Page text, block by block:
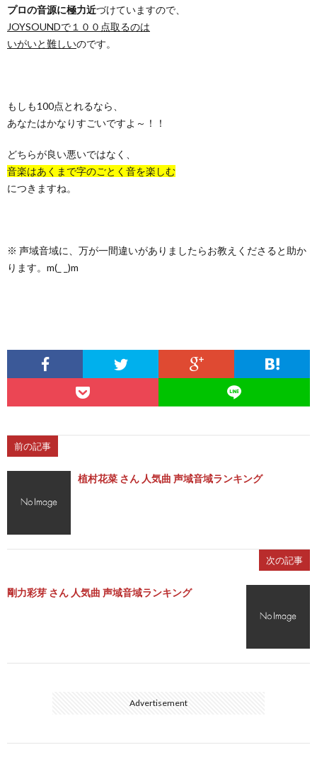
プロの音源に極力近づけていますので、
JOYSOUNDで１００点取るのは
いがいと難しいのです。
もしも100点とれるなら、
あなたはかなりすごいですよ～！！
どちらが良い悪いではなく、
音楽はあくまで字のごとく音を楽しむ
につきますね。
※ 声域音域に、万が一間違いがありましたらお教えくださると助か
ります。m(_ _)m
前の記事
植村花菜 さん 人気曲 声域音域ランキング
次の記事
剛力彩芽 さん 人気曲 声域音域ランキング
Advertisement